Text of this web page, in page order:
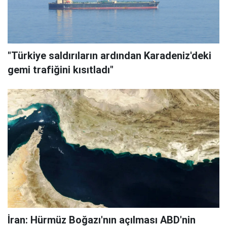
"Türkiye saldırıların ardından Karadeniz'deki
gemi trafiğini kısıtladı"
İran: Hürmüz Boğazı'nın açılması ABD'nin